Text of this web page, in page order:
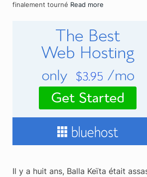
finalement tourné Read more
Il y a huit ans, Balla Keïta était